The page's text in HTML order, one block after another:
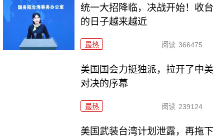
统一大招降临，决战开始！收台
的日子越来越近
最热 阅读 366475
美国国会力挺独派，拉开了中美
对决的序幕
最热 阅读 239124
美国武装台湾计划泄露，再拖下